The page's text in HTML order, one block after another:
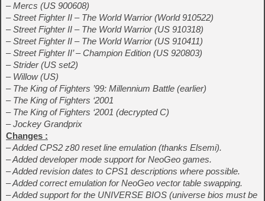
– Mercs (US 900608)
– Street Fighter II – The World Warrior (World 910522)
– Street Fighter II – The World Warrior (US 910318)
– Street Fighter II – The World Warrior (US 910411)
– Street Fighter II’ – Champion Edition (US 920803)
– Strider (US set2)
– Willow (US)
– The King of Fighters ’99: Millennium Battle (earlier)
– The King of Fighters ‘2001
– The King of Fighters ‘2001 (decrypted C)
– Jockey Grandprix
Changes :
– Added CPS2 z80 reset line emulation (thanks Elsemi).
– Added developer mode support for NeoGeo games.
– Added revision dates to CPS1 descriptions where possible.
– Added correct emulation for NeoGeo vector table swapping.
– Added support for the UNIVERSE BIOS (universe bios must be